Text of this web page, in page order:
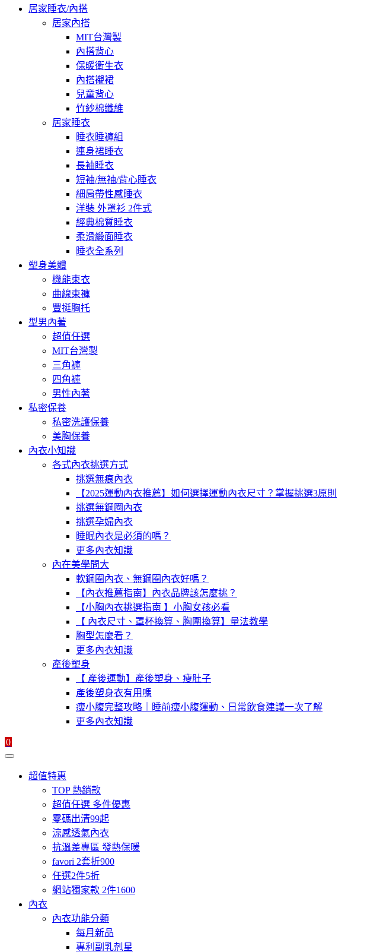
居家睡衣/內搭
居家內搭
MIT台灣製
內搭背心
保暖衛生衣
內搭襯裙
兒童背心
竹紗棉纖維
居家睡衣
睡衣睡褲組
連身裙睡衣
長袖睡衣
短袖/無袖/背心睡衣
細肩帶性感睡衣
洋裝 外罩衫 2件式
經典棉質睡衣
柔滑緞面睡衣
睡衣全系列
塑身美體
機能束衣
曲線束褲
豐挺胸托
型男內著
超值任選
MIT台灣製
三角褲
四角褲
男性內著
私密保養
私密洗護保養
美胸保養
內衣小知識
各式內衣挑選方式
挑選無痕內衣
【2025運動內衣推薦】如何選擇運動內衣尺寸？掌握挑選3原則
挑選無鋼圈內衣
挑選孕婦內衣
睡眠內衣是必須的嗎？
更多內衣知識
內在美學問大
軟鋼圈內衣、無鋼圈內衣好嗎？
【內衣推薦指南】內衣品牌該怎麼挑？
【小胸內衣挑選指南 】小胸女孩必看
【 內衣尺寸、罩杯換算、胸圍換算】量法教學
胸型怎麼看？
更多內衣知識
產後塑身
【 產後運動】產後塑身、瘦肚子
產後塑身衣有用嗎
瘦小腹完整攻略｜睡前瘦小腹運動、日常飲食建議一次了解
更多內衣知識
0
超值特惠
TOP 熱銷款
超值任選 多件優惠
零碼出清99起
涼感透氣內衣
抗溫差專區 發熱保暖
favori 2套折900
任選2件5折
網站獨家款 2件1600
內衣
內衣功能分類
每月新品
專利副乳剋星